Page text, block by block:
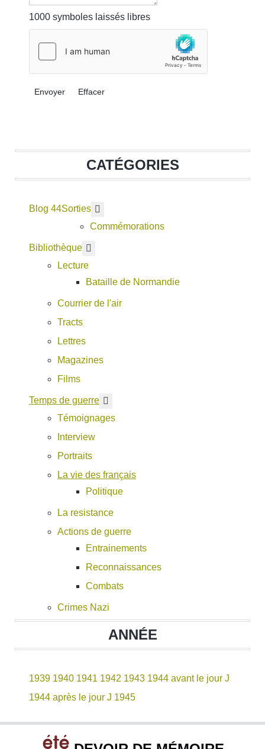
1000 symboles laissés libres
Envoyer Effacer
CATÉGORIES
Blog 44Sorties
Commémorations
Bibliothèque
Lecture
Bataille de Normandie
Courrier de l'air
Tracts
Lettres
Magazines
Films
Temps de guerre
Témoignages
Interview
Portraits
La vie des français
Politique
La resistance
Actions de guerre
Entrainements
Reconnaissances
Combats
Crimes Nazi
ANNÉE
1939 1940 1941 1942 1943 1944 avant le jour J
1944 après le jour J 1945